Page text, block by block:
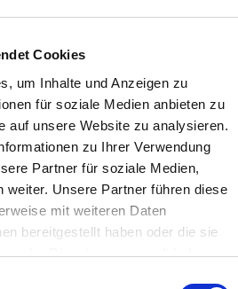
Cookies
um Inhalte und Anzeigen zu
für soziale Medien anbieten zu
auf unsere Website zu analysieren.
zu Ihrer Verwendung
Partner für soziale Medien,
weiter. Unsere Partner führen diese
mit weiteren Daten
bereitgestellt haben oder die sie
der Dienste gesammelt haben.
St
,zzgl. Versandkosten
ab Mittwoch, 12. August 2026